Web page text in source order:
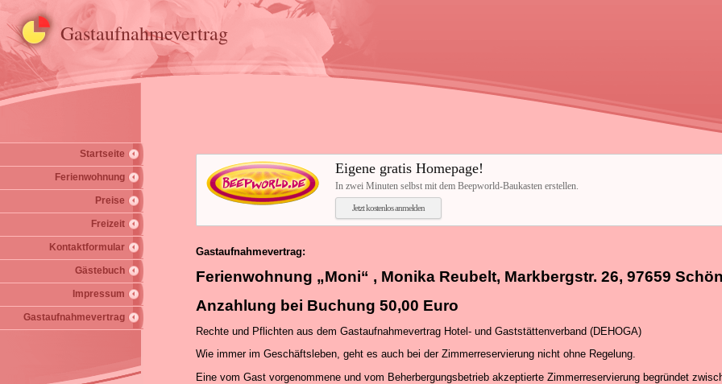
Gastaufnahmevertrag
Startseite
Ferienwohnung
Preise
Freizeit
Kontaktformular
Gästebuch
Impressum
Gastaufnahmevertrag
Eigene gratis Homepage!
In zwei Minuten selbst mit dem Beepworld-Baukasten erstellen.
Jetzt kostenlos anmelden
Gastaufnahmevertrag:
Ferienwohnung „Moni“ , Monika Reubelt, Markbergstr. 26, 97659
Anzahlung bei Buchung 50,00 Euro
Rechte und Pflichten aus dem Gastaufnahmevertrag Hotel- und Gaststättenverband (DEHOGA)
Wie immer im Geschäftsleben, geht es auch bei der Zimmerreservierung nicht ohne Regelung.
Eine vom Gast vorgenommene und vom Beherbergungsbetrieb akzeptierte Zimmerreservierung begründet